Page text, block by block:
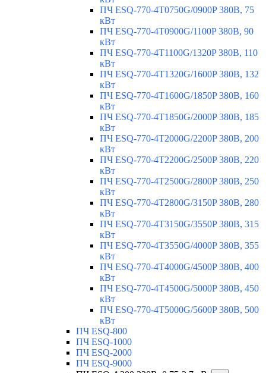
ПЧ ESQ-770-4T0750G/0900P 380В, 75
кВт
ПЧ ESQ-770-4T0900G/1100P 380В, 90
кВт
ПЧ ESQ-770-4T1100G/1320P 380В, 110
кВт
ПЧ ESQ-770-4T1320G/1600P 380В, 132
кВт
ПЧ ESQ-770-4T1600G/1850P 380В, 160
кВт
ПЧ ESQ-770-4T1850G/2000P 380В, 185
кВт
ПЧ ESQ-770-4T2000G/2200P 380В, 200
кВт
ПЧ ESQ-770-4T2200G/2500P 380В, 220
кВт
ПЧ ESQ-770-4T2500G/2800P 380В, 250
кВт
ПЧ ESQ-770-4T2800G/3150P 380В, 280
кВт
ПЧ ESQ-770-4T3150G/3550P 380В, 315
кВт
ПЧ ESQ-770-4T3550G/4000P 380В, 355
кВт
ПЧ ESQ-770-4T4000G/4500P 380В, 400
кВт
ПЧ ESQ-770-4T4500G/5000P 380В, 450
кВт
ПЧ ESQ-770-4T5000G/5600P 380В, 500
кВт
ПЧ ESQ-800
ПЧ ESQ-1000
ПЧ ESQ-2000
ПЧ ESQ-9000